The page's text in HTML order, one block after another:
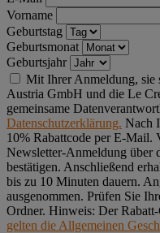
Vorname
Geburtstag
Geburtsmonat
Geburtsjahr
Mit Ihrer Anmeldung, sie
Austria GmbH und die Le
gemeinsame
Datenschutzerklärung. Nach
10% Rabattcode per E-Mail.
Newsletter-Anmeldung über
bestätigen. Anschließend
bis zu 10 Minuten dauern.
ausgenommen. Prüfen Sie
Ordner. Hinweis: Der
gelten die Allgemeinen